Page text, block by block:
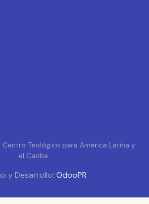
Centro Teológico para América Latina y
el Caribe
y Desarrollo: OdooPR